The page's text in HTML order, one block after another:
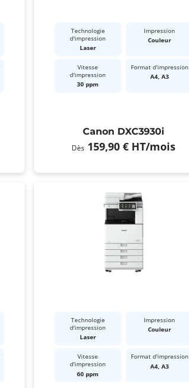
Technologie
d'impression
Laser
Impression
Couleur
Vitesse
d'impression
30 ppm
Format d'impression
A4, A3
Canon DXC3930i
Dès 159,90 € HT/mois
Technologie
d'impression
Laser
Impression
Couleur
Vitesse
d'impression
60 ppm
Format d'impression
A4, A3